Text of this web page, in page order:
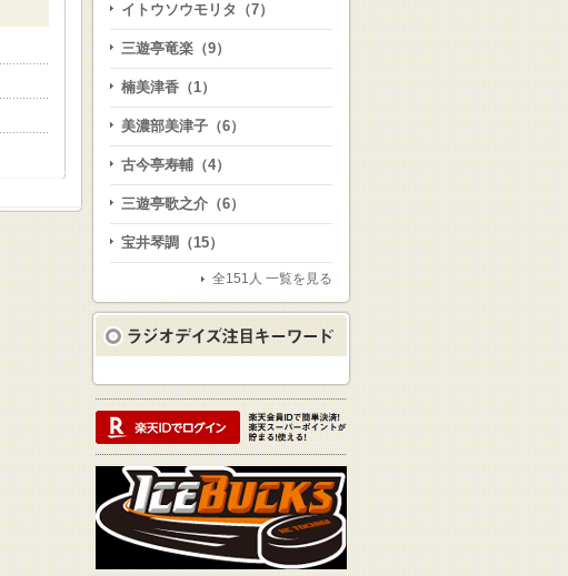
イトウソウモリタ（7）
三遊亭竜楽（9）
楠美津香（1）
美濃部美津子（6）
古今亭寿輔（4）
三遊亭歌之介（6）
宝井琴調（15）
全151人 一覧を見る